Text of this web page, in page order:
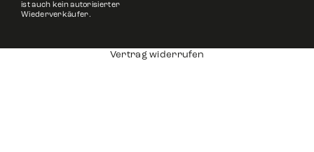
ist auch kein autorisierter
Wiederverkäufer.
Vertrag widerrufen